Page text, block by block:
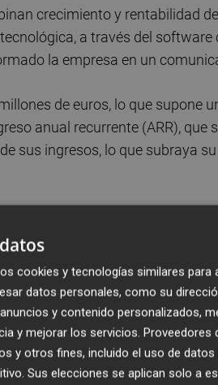
crecimiento y rentabilidad
a través del software
la empresa en un
de euros, lo que supone
anual recurrente (ARR), que
sus ingresos, lo que subraya
en los mercados donde opera -
(FAMA y CheckingPlan)
Microsoft (Ekamat) y Zoho
42% de la cifra total de
rentabilidad.
cookies y tecnologías similares para
datos personales, como su
y contenido personalizados,
y mejorar los servicios. Proveedores
y otros fines, incluido el uso de
Sus elecciones se aplican solo a